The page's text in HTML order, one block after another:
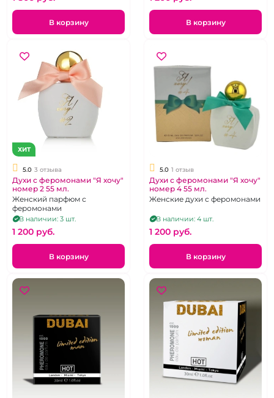
В корзину В корзину
ХИТ
5.0 3 отзыва
Духи с феромонами "Я хочу"
номер 2 55 мл.
Женский парфюм с
феромонами
В наличии: 3 шт.
1 200 pуб.
В корзину
5.0 1 отзыв
Духи с феромонами "Я хочу"
номер 4 55 мл.
Женские духи с феромонами
В наличии: 4 шт.
1 200 pуб.
В корзину